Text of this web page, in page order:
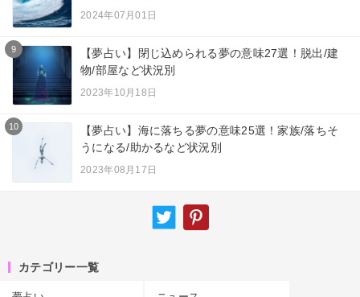
2024年07月01日
9
【夢占い】閉じ込められる夢の意味27選！脱出/建
物/部屋など状況別
2023年10月18日
10
【夢占い】海に落ちる夢の意味25選！家族/落ちそ
うになる/助かるなど状況別
2023年08月17日
カテゴリー一覧